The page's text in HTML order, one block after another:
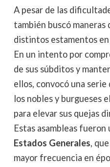
A pesar de las
también buscó maneras
distintos estamentos
En un intento por
de sus súbditos y
ellos, convocó una serie
los nobles y burgueses
para elevar sus quejas
Estas asambleas
Estados Generales,
mayor frecuencia en